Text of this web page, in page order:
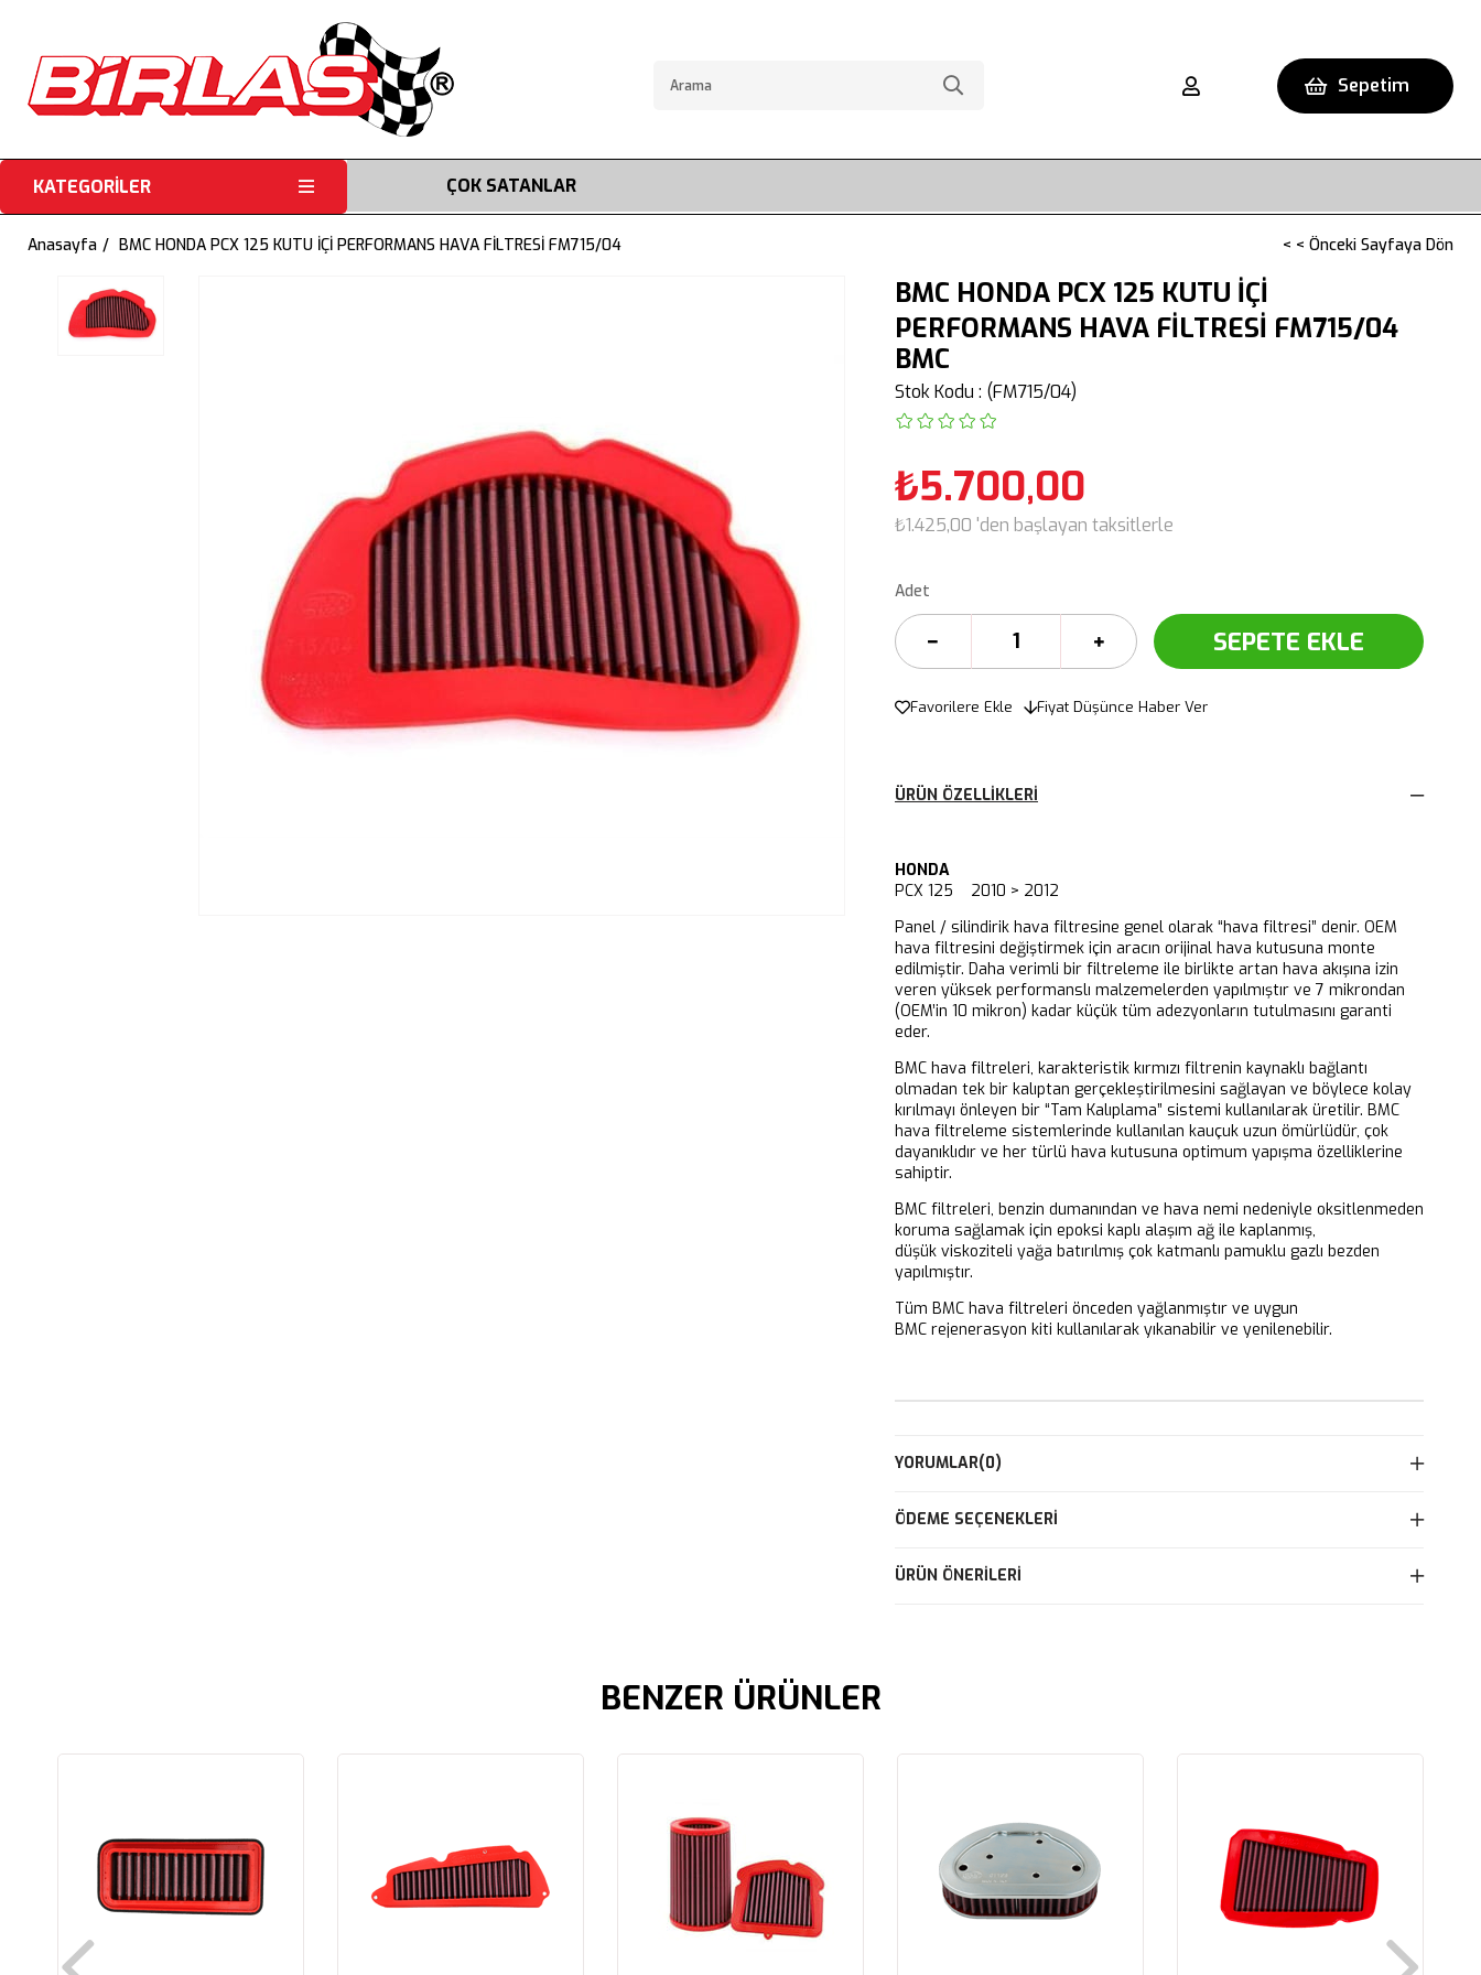
Sepetim
KATEGORİLER ÇOK SATANLAR
Anasayfa BMC HONDA PCX 125 KUTU İÇİ PERFORMANS HAVA FİLTRESİ FM715/04 < < Önceki Sayfaya Dön
BMC HONDA PCX 125 KUTU İÇİ
PERFORMANS HAVA FİLTRESİ FM715/04
BMC
Stok Kodu (FM715/04)
₺5.700,00
₺1.425,00 'den başlayan taksitlerle
Adet
Favorilere Ekle Fiyat Düşünce Haber Ver
ÜRÜN ÖZELLIKLERI
HONDA
PCX 125 2010 > 2012
Panel / silindirik hava filtresine genel olarak “hava filtresi” denir. OEM
hava filtresini değiştirmek için aracın orijinal hava kutusuna monte
edilmiştir. Daha verimli bir filtreleme ile birlikte artan hava akışına izin
veren yüksek performanslı malzemelerden yapılmıştır ve 7 mikrondan
(OEM’in 10 mikron) kadar küçük tüm adezyonların tutulmasını garanti
eder.
BMC hava filtreleri, karakteristik kırmızı filtrenin kaynaklı bağlantı
olmadan tek bir kalıptan gerçekleştirilmesini sağlayan ve böylece kolay
kırılmayı önleyen bir “Tam Kalıplama” sistemi kullanılarak üretilir. BMC
hava filtreleme sistemlerinde kullanılan kauçuk uzun ömürlüdür, çok
dayanıklıdır ve her türlü hava kutusuna optimum yapışma özelliklerine
sahiptir.
BMC filtreleri, benzin dumanından ve hava nemi nedeniyle oksitlenmeden
koruma sağlamak için epoksi kaplı alaşım ağ ile kaplanmış,
düşük viskoziteli yağa batırılmış çok katmanlı pamuklu gazlı bezden
yapılmıştır.
Tüm BMC hava filtreleri önceden yağlanmıştır ve uygun
BMC rejenerasyon kiti kullanılarak yıkanabilir ve yenilenebilir.
YORUMLAR(0)
ÖDEME SEÇENEKLERI
ÜRÜN ÖNERILERI
BENZER ÜRÜNLER